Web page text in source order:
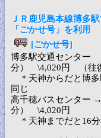
ＪＲ鹿児島本線博多
「ごかせ号」を利用
[ごかせ号]
博多駅交通センタ
分） \4,020円 （往復
＊天神からだと博
同じ
高千穂バスセンター
分） \4,020円
＊天神までだと16